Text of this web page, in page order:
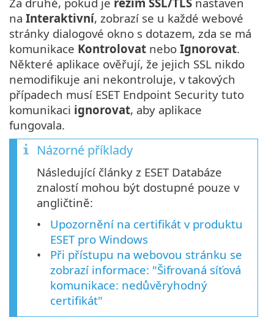
na Interaktivní, zobrazí se u každé webové
stránky dialogové okno s dotazem, zda se má
komunikace Kontrolovat nebo Ignorovat.
Některé aplikace ověřují, že jejich SSL nikdo
nemodifikuje ani nekontroluje, v takových
případech musí ESET Endpoint Security tuto
komunikaci ignorovat, aby aplikace
fungovala.
Názorné příklady
Následující články z ESET Databáze
znalostí mohou být dostupné pouze v
angličtině:
Upozornění na certifikát v produktu
ESET pro Windows
Při přístupu na webovou stránku se
zobrazí informace: "Šifrovaná síťová
komunikace: nedůvěryhodný
certifikát"